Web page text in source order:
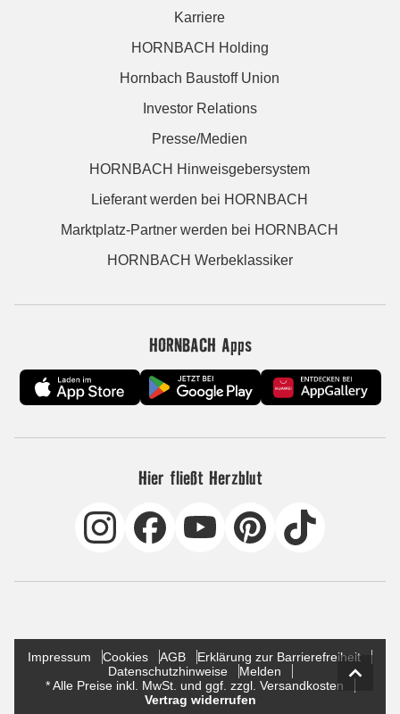
Karriere
HORNBACH Holding
Hornbach Baustoff Union
Investor Relations
Presse/Medien
HORNBACH Hinweisgebersystem
Lieferant werden bei HORNBACH
Marktplatz-Partner werden bei HORNBACH
HORNBACH Werbeklassiker
HORNBACH Apps
Hier fließt Herzblut
Impressum Cookies AGB
Erklärung zur Barrierefreiheit
Datenschutzhinweise
Melden
* Alle Preise inkl. MwSt. und ggf. zzgl. Versandkosten
Vertrag widerrufen